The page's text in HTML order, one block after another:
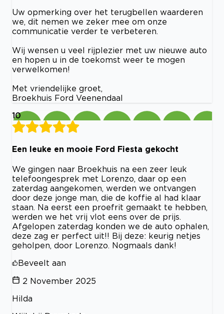
Uw opmerking over het terugbellen waarderen
we, dit nemen we zeker mee om onze
communicatie verder te verbeteren.
Wij wensen u veel rijplezier met uw nieuwe auto
en hopen u in de toekomst weer te mogen
verwelkomen!
Met vriendelijke groet,
Broekhuis Ford Veenendaal
10
Een leuke en mooie Ford Fiesta gekocht
We gingen naar Broekhuis na een zeer leuk
telefoongesprek met Lorenzo, daar op een
zaterdag aangekomen, werden we ontvangen
door deze jonge man, die de koffie al had klaar
staan. Na eerst een proefrit gemaakt te hebben,
werden we het vrij vlot eens over de prijs.
Afgelopen zaterdag konden we de auto ophalen,
deze zag er perfect uit!! Bij deze: keurig netjes
geholpen, door Lorenzo. Nogmaals dank!
Beveelt aan
2 November 2025
Hilda